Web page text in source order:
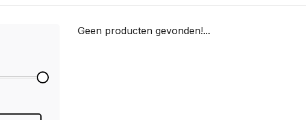
Geen producten gevonden!...